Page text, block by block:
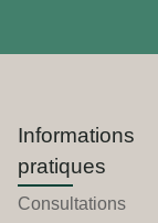
Informations
pratiques
Consultations